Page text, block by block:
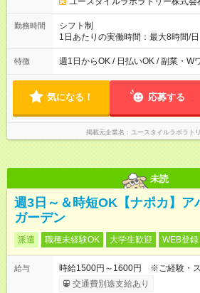
勤務時間
シフト制
1日あたりの実働時間：最大8時間/
00 ※週1日～OK ／ 夜勤専従 ＊＊ 勤務時間例 ＊＊ ■22時か
ら翌7時 ■23時から翌8時 ■24時から翌9時 な
ます。 ※曜日固定（毎週同じ曜日で
特徴 週1日からOK / 日払いOK / 副業・W
気になる！ 応募する
掲載元企業名 ユースタイルラボラト
未読
週3日～＆時短OK【ナポカ】
ガーデン
派遣 職種未経験OK 大学生歓迎 WEB登
給与
時給1500円～1600円 ※ご経験・
交通費別途支給あり